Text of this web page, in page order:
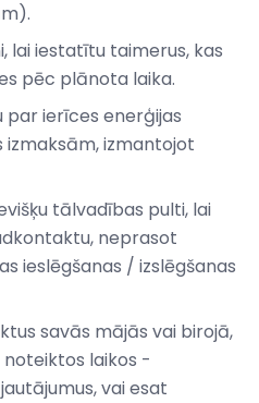
lai iestatītu taimerus, kas
pēc plānota laika.
ierīces enerģijas
izmaksām, izmantojot
tālvadības pulti, lai
neprasot
ieslēgšanas / izslēgšanas
savās mājās vai birojā,
noteiktos laikos -
vai esat